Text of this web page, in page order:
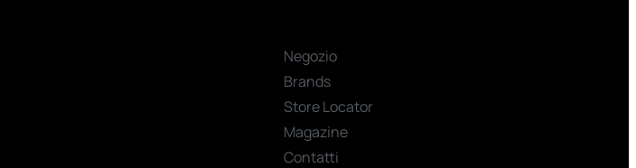
Negozio
Brands
Store Locator
Magazine
Contatti